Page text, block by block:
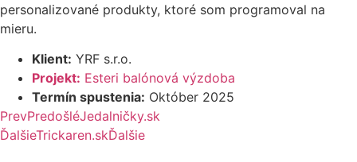
personalizované produkty, ktoré som programoval na
mieru.
Klient: YRF s.r.o.
Projekt: Esteri balónová výzdoba
Termín spustenia: Október 2025
PrevPredošléJedalničky.sk
ĎalšieTrickaren.skĎalšie